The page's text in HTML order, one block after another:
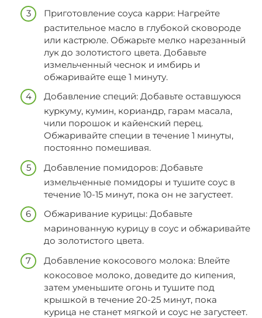
Приготовление соуса карри: Нагрейте
растительное масло в глубокой сковороде
или кастрюле. Обжарьте мелко нарезанный
лук до золотистого цвета. Добавьте
измельченный чеснок и имбирь и
обжаривайте еще 1 минуту.
Добавление специй: Добавьте оставшуюся
куркуму, кумин, кориандр, гарам масала,
чили порошок и кайенский перец.
Обжаривайте специи в течение 1 минуты,
постоянно помешивая.
Добавление помидоров: Добавьте
измельченные помидоры и тушите соус в
течение 10-15 минут, пока он не загустеет.
Обжаривание курицы: Добавьте
маринованную курицу в соус и обжаривайте
до золотистого цвета.
Добавление кокосового молока: Влейте
кокосовое молоко, доведите до кипения,
затем уменьшите огонь и тушите под
крышкой в течение 20-25 минут, пока
курица не станет мягкой и соус не загустеет.